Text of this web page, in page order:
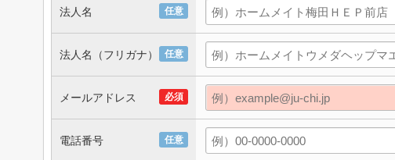
任意
法人名
任意
法人名（フリガナ）
必須
メールアドレス
任意
電話番号